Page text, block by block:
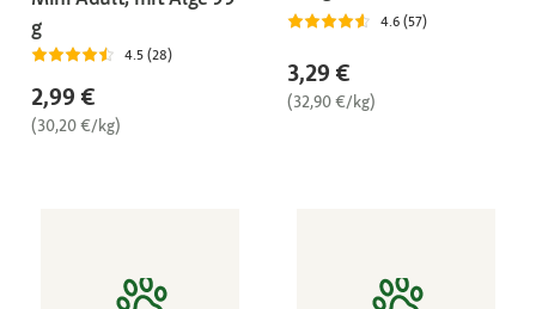
g
4.5 (28)
2,99 €
(30,20 €/kg)
4.6 (57)
3,29 €
(32,90 €/kg)